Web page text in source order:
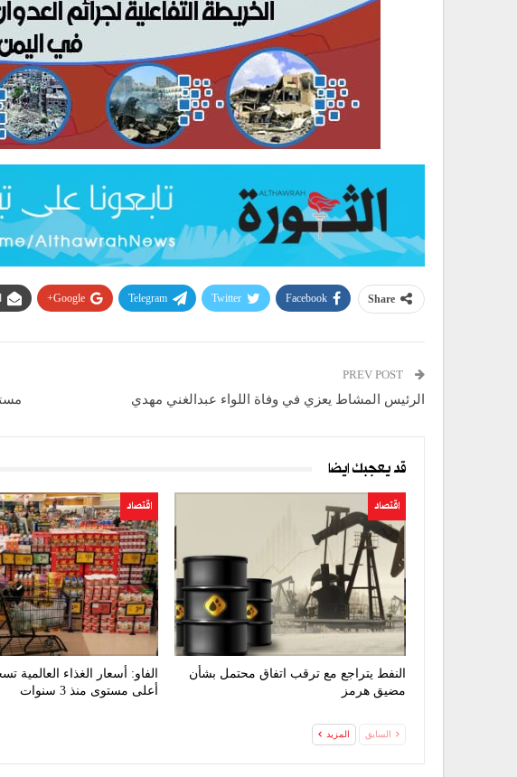
Share
Facebook
Twitter
Telegram
Google+
الرئيس المشاط يعزي في وفاة اللواء عبدالغني مهدي
قد يعجبك ايضا
اقتصاد
النفط يتراجع مع ترقب اتفاق محتمل بشأن
مضيق هرمز
اقتصاد
الفاو: أسعار الغذاء العالمية
أعلى مستوى منذ 3 سنوات
السابق المزيد